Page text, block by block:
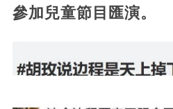
參加兒童節目匯演。